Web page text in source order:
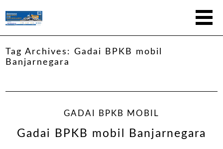
Tag Archives:Gadai BPKB mobil
Banjarnegara
GADAI BPKB MOBIL
Gadai BPKB mobil Banjarnegara